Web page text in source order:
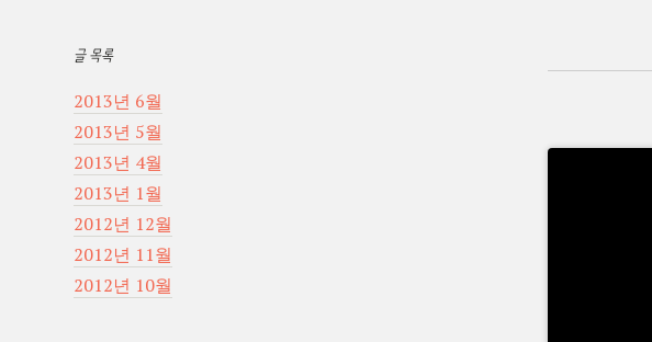
글 목록
2013년 6월
2013년 5월
2013년 4월
2013년 1월
2012년 12월
2012년 11월
2012년 10월